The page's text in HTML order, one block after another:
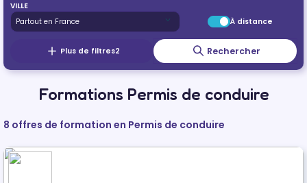
VILLE
À distance
Plus de filtres2 Rechercher
Formations Permis de conduire
8 offres de formation en Permis de conduire